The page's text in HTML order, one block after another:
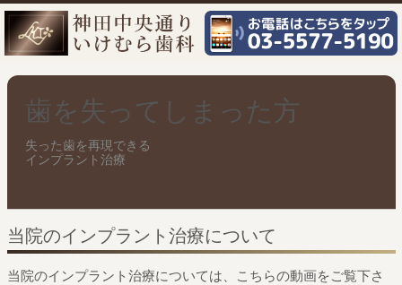
歯を失ってしまった方
失った歯を再現できる
インプラント治療
当院のインプラント治療について
当院のインプラント治療については、こちらの動画をご覧下さ